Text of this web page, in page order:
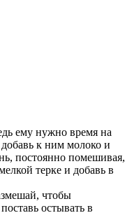
ему нужно время на
к ним молоко и
постоянно помешивая,
терке и добавь в
чтобы
остывать в